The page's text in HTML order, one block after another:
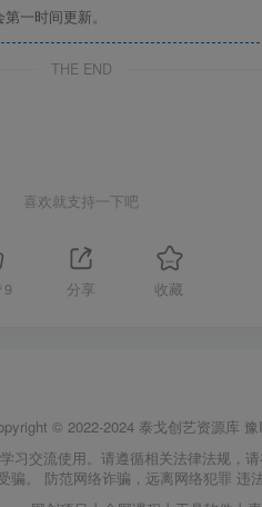
一时间更新。
THE END
喜欢就支持一下吧
9 分享 收藏
© 2022-2024 泰戈创艺资源库
交流使用。请遵循相关法律法规
骗。 防范网络诈骗，远离网络犯罪 违